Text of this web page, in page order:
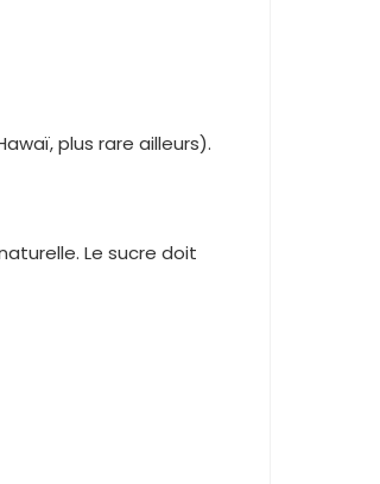
plus rare ailleurs).
Le sucre doit